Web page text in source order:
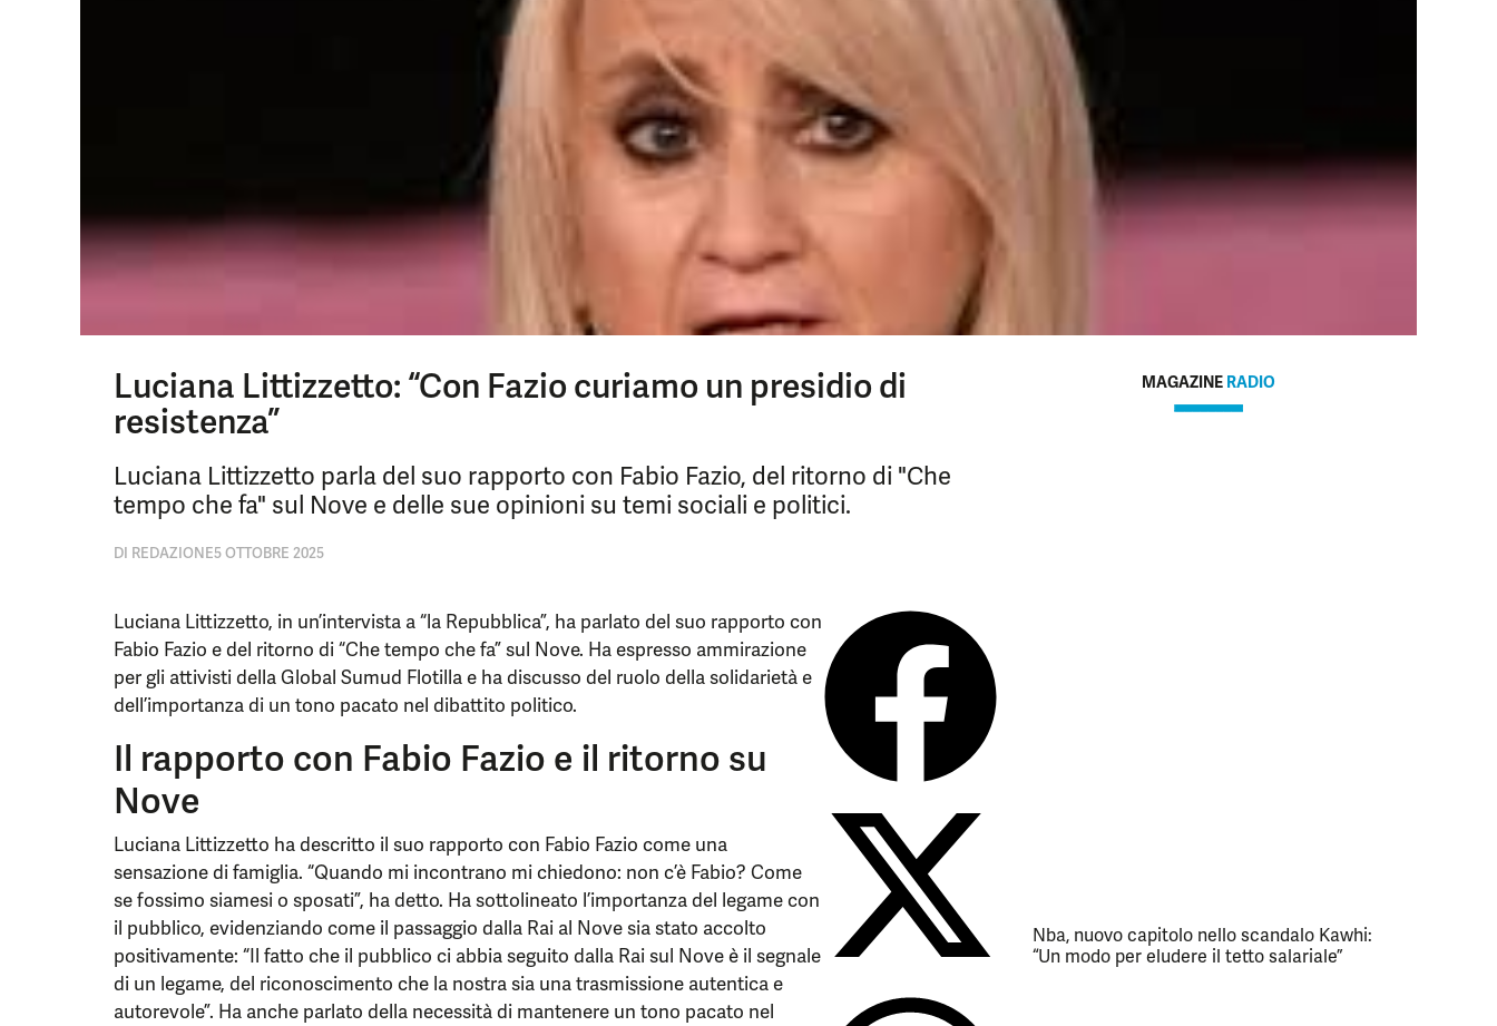
Luciana Littizzetto: “Con Fazio curiamo un presidio di
resistenza”
Luciana Littizzetto parla del suo rapporto con Fabio Fazio, del ritorno di "Che
tempo che fa" sul Nove e delle sue opinioni su temi sociali e politici.
DI REDAZIONE5 OTTOBRE 2025
Luciana Littizzetto, in un’intervista a “la Repubblica”, ha parlato del suo rapporto con
Fabio Fazio e del ritorno di “Che tempo che fa” sul Nove. Ha espresso ammirazione
per gli attivisti della Global Sumud Flotilla e ha discusso del ruolo della solidarietà e
dell’importanza di un tono pacato nel dibattito politico.
Il rapporto con Fabio Fazio e il ritorno su
Nove
Luciana Littizzetto ha descritto il suo rapporto con Fabio Fazio come una
sensazione di famiglia. “Quando mi incontrano mi chiedono: non c’è Fabio? Come
se fossimo siamesi o sposati”, ha detto. Ha sottolineato l’importanza del legame con
il pubblico, evidenziando come il passaggio dalla Rai al Nove sia stato accolto
positivamente: “Il fatto che il pubblico ci abbia seguito dalla Rai sul Nove è il segnale
di un legame, del riconoscimento che la nostra sia una trasmissione autentica e
autorevole”. Ha anche parlato della necessità di mantenere un tono pacato nel
MAGAZINE RADIO
Nba, nuovo capitolo nello scandalo Kawhi:
“Un modo per eludere il tetto salariale”